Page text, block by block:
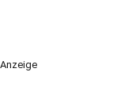
Anzeige